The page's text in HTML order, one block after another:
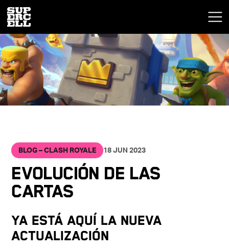
BLOG – CLASH ROYALE 18 JUN 2023
EVOLUCIÓN DE LAS
CARTAS
YA ESTÁ AQUÍ LA NUEVA
ACTUALIZACIÓN